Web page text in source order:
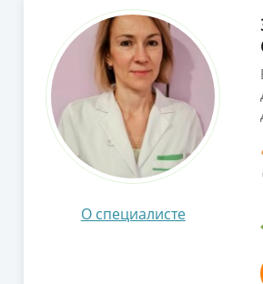
О специалисте